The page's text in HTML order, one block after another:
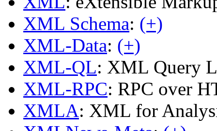
XML Schema: (+)
XML-Data: (+)
XML-QL: XML Query
XML-RPC: RPC over
XMLA: XML for